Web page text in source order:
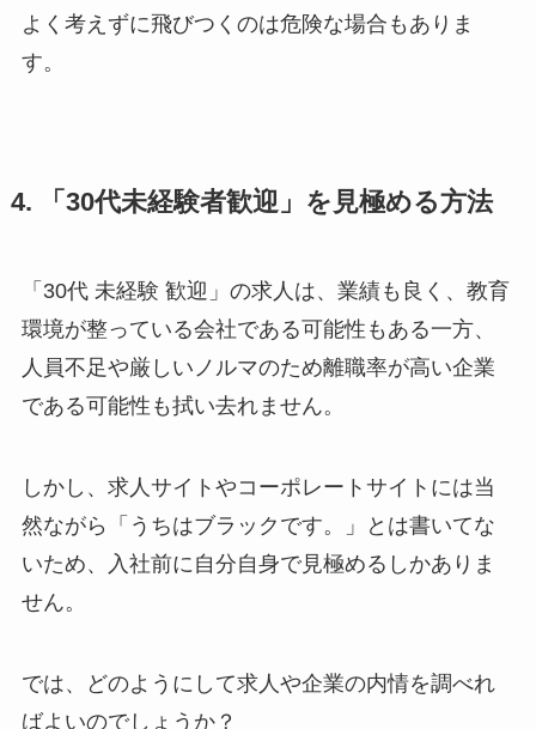
よく考えずに飛びつくのは危険な場合もありま
す。
4. 「30代未経験者歓迎」を見極める方法
「30代 未経験 歓迎」の求人は、業績も良く、教育
環境が整っている会社である可能性もある一方、
人員不足や厳しいノルマのため離職率が高い企業
である可能性も拭い去れません。
しかし、求人サイトやコーポレートサイトには当
然ながら「うちはブラックです。」とは書いてな
いため、入社前に自分自身で見極めるしかありま
せん。
では、どのようにして求人や企業の内情を調べれ
ばよいのでしょうか？